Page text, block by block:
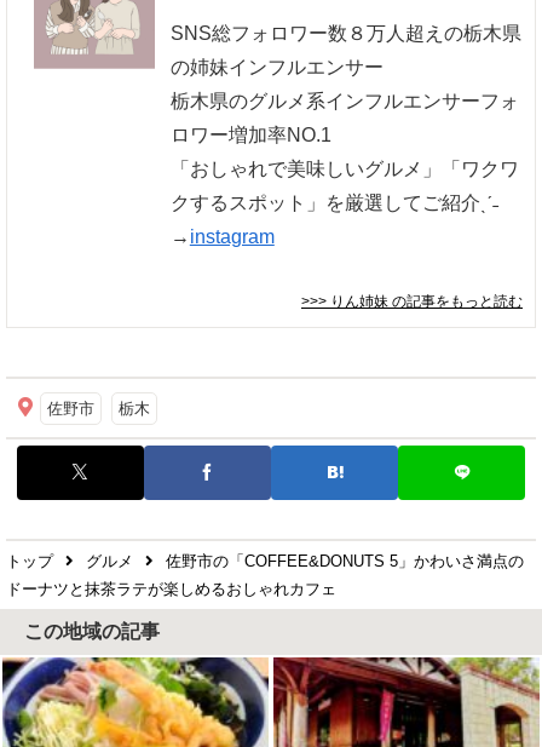
SNS総フォロワー数８万人超えの栃木県
の姉妹インフルエンサー
栃木県のグルメ系インフルエンサーフォ
ロワー増加率NO.1
「おしゃれで美味しいグルメ」「ワクワ
クするスポット」を厳選してご紹介ˎˊ˗
→ instagram
>>> りん姉妹 の記事をもっと読む
佐野市 栃木
トップ グルメ
佐野市の「COFFEE&DONUTS 5」かわいさ満点の
ドーナツと抹茶ラテが楽しめるおしゃれカフェ
この地域の記事